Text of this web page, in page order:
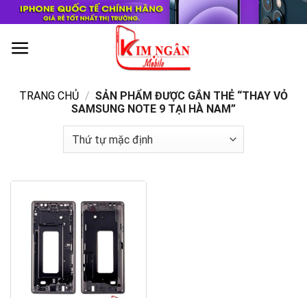
Skip
to
content
TRANG CHỦ / SẢN PHẨM ĐƯỢC GẮN THẺ “THAY VỎ
SAMSUNG NOTE 9 TẠI HÀ NAM”